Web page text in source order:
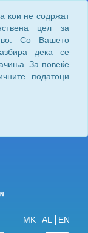
кои не содржат
цел за
Со Вашето
дека се
За повеќе
податоци
MK AL EN